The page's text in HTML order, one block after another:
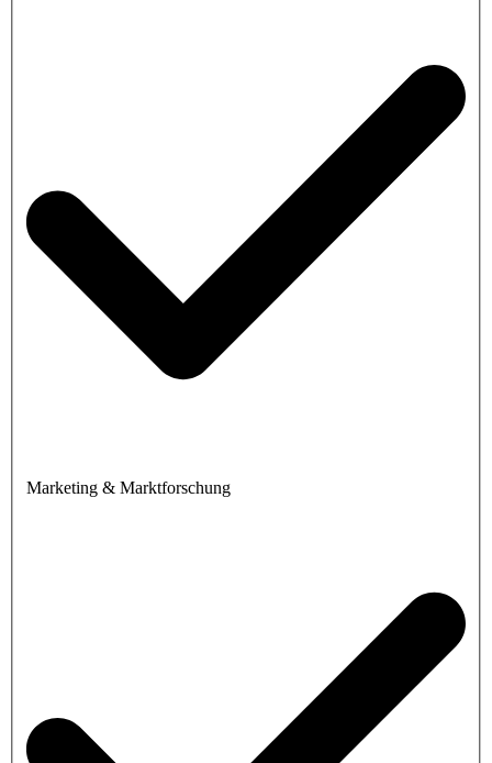
Marketing & Marktforschung